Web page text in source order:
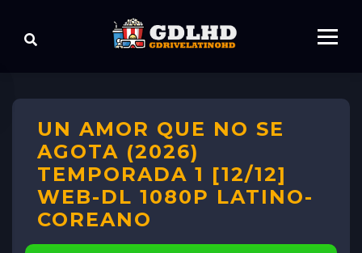
UN AMOR QUE NO SE
AGOTA (2026)
TEMPORADA 1 [12/12]
WEB-DL 1080P LATINO-
COREANO